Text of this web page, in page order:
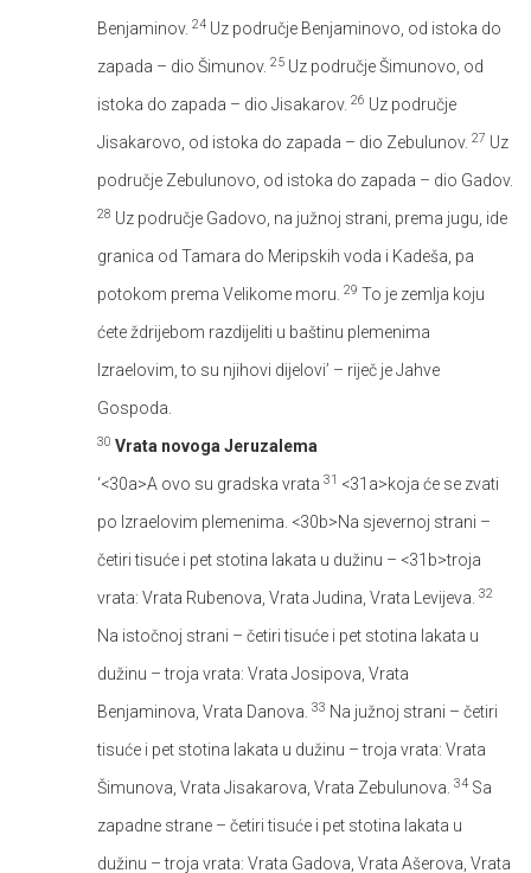
Benjaminov. 24 Uz područje Benjaminovo, od istoka do
zapada – dio Šimunov. 25 Uz područje Šimunovo, od
istoka do zapada – dio Jisakarov. 26 Uz područje
Jisakarovo, od istoka do zapada – dio Zebulunov. 27 Uz
područje Zebulunovo, od istoka do zapada – dio Gadov.
28 Uz područje Gadovo, na južnoj strani, prema jugu, ide
granica od Tamara do Meripskih voda i Kadeša, pa
potokom prema Velikome moru. 29 To je zemlja koju
ćete ždrijebom razdijeliti u baštinu plemenima
Izraelovim, to su njihovi dijelovi’ – riječ je Jahve
Gospoda.
30 Vrata novoga Jeruzalema
‘<30a>A ovo su gradska vrata 31 <31a>koja će se zvati
po Izraelovim plemenima. <30b>Na sjevernoj strani –
četiri tisuće i pet stotina lakata u dužinu – <31b>troja
vrata: Vrata Rubenova, Vrata Judina, Vrata Levijeva. 32
Na istočnoj strani – četiri tisuće i pet stotina lakata u
dužinu – troja vrata: Vrata Josipova, Vrata
Benjaminova, Vrata Danova. 33 Na južnoj strani – četiri
tisuće i pet stotina lakata u dužinu – troja vrata: Vrata
Šimunova, Vrata Jisakarova, Vrata Zebulunova. 34 Sa
zapadne strane – četiri tisuće i pet stotina lakata u
dužinu – troja vrata: Vrata Gadova, Vrata Ašerova, Vrata